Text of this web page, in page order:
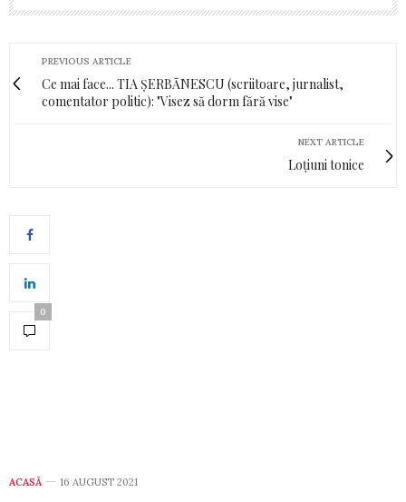
PREVIOUS ARTICLE
Ce mai face... TIA ȘERBĂNESCU (scriitoare, jurnalist,
comentator politic): "Visez să dorm fără vise"
NEXT ARTICLE
Loțiuni tonice
0
ACASĂ 16 AUGUST 2021